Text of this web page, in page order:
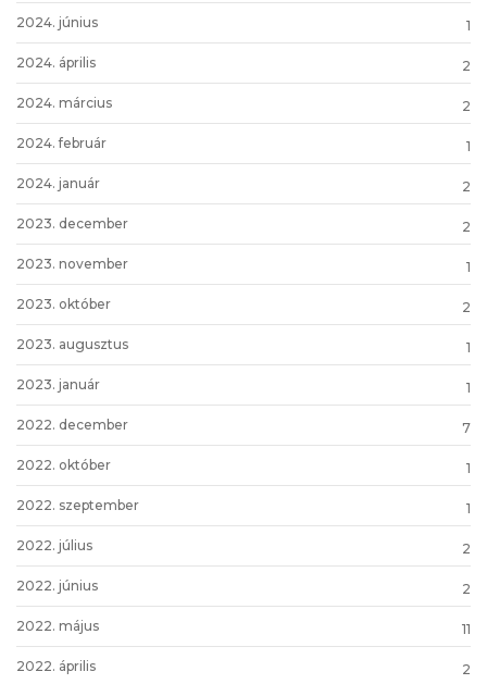
2024. június 1
2024. április 2
2024. március 2
2024. február 1
2024. január 2
2023. december 2
2023. november 1
2023. október 2
2023. augusztus 1
2023. január 1
2022. december 7
2022. október 1
2022. szeptember 1
2022. július 2
2022. június 2
2022. május 11
2022. április 2